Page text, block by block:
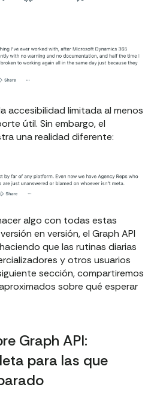
accesibilidad limitada al menos
útil. Sin embargo, el
una realidad diferente:
algo con todas estas
en versión, el Graph API
que las rutinas diarias
y otros usuarios
sección, compartiremos
sobre qué esperar
Graph API:
para las que